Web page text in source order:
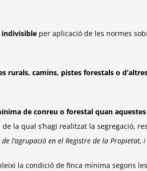
indivisible per aplicació de les normes
rurals, camins, pistes forestals o
de conreu o forestal quan
la qual s’hagi realitzat la segregació,
l’agrupació en el Registre de la Propietat,
la condició de finca mínima segons